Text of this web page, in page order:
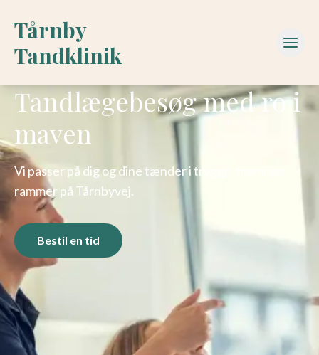
Tårnby
Tandklinik
Tandlægebesøg med ro i
maven
Vi passer på dig og dine tænder i trygge, hjemlige
rammer på Tårnbyvej.
Bestil en tid